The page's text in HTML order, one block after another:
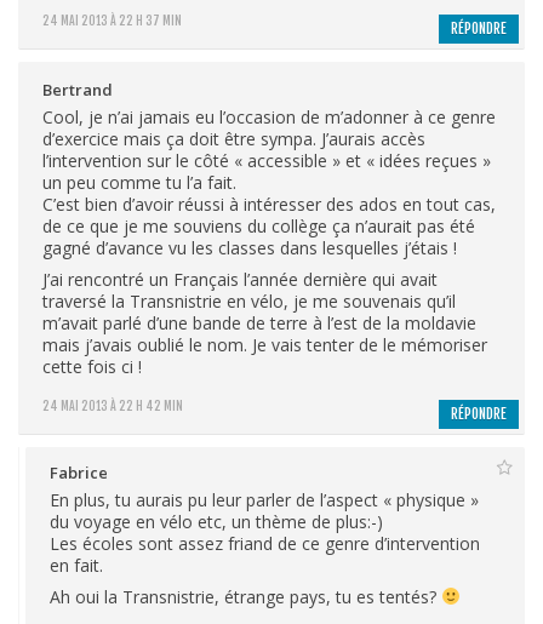
24 MAI 2013 À 22 H 37 MIN RÉPONDRE
Bertrand
24 MAI 2013 À 22 H 42 MIN
Cool, je n’ai jamais eu l’occasion de m’adonner à ce genre
d’exercice mais ça doit être sympa. J’aurais accès
l’intervention sur le côté « accessible » et « idées reçues »
un peu comme tu l’a fait.
C’est bien d’avoir réussi à intéresser des ados en tout cas,
de ce que je me souviens du collège ça n’aurait pas été
gagné d’avance vu les classes dans lesquelles j’étais !
J’ai rencontré un Français l’année dernière qui avait
traversé la Transnistrie en vélo, je me souvenais qu’il
m’avait parlé d’une bande de terre à l’est de la moldavie
mais j’avais oublié le nom. Je vais tenter de le mémoriser
cette fois ci !
RÉPONDRE
Fabrice
En plus, tu aurais pu leur parler de l’aspect « physique »
du voyage en vélo etc, un thème de plus:-)
Les écoles sont assez friand de ce genre d’intervention
en fait.
Ah oui la Transnistrie, étrange pays, tu es tentés?